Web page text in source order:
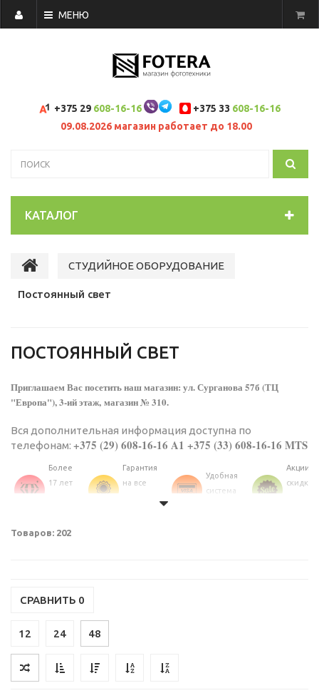
МЕНЮ
+375 29 608-16-16 +375 33 608-16-16
09.08.2026 магазин работает до 18.00
КАТАЛОГ
СТУДИЙНОЕ ОБОРУДОВАНИЕ
Постоянный свет
ПОСТОЯННЫЙ СВЕТ
Приглашаем Вас посетить наш магазин: ул. Сурганова 57б (ТЦ
"Европа"), 3-ий этаж, магазин № 310.
Вся дополнительная информация доступна по
телефонам: +375 (29) 608-16-16 A1 +375 (33) 608-16-16 MTS
Более
17 лет
Гарантия
на все
Удобная
система
Акции и
скидки
Уточняйте, пожалуйста, наличие товара по телефонам, так
Товаров: 202
СРАВНИТЬ 0
12 24 48